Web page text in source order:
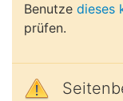
Benutze dieses
prüfen.